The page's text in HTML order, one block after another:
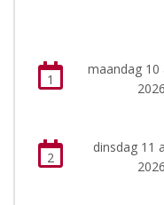
1
maandag 10
2026
2
dinsdag 11
2026